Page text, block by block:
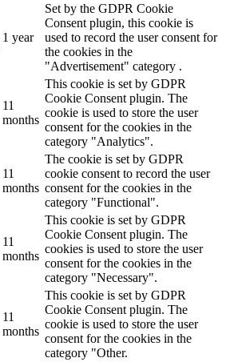
1 year
Set by the GDPR Cookie
Consent plugin, this cookie is
used to record the user consent for
the cookies in the
"Advertisement" category .
11
months
This cookie is set by GDPR
Cookie Consent plugin. The
cookie is used to store the user
consent for the cookies in the
category "Analytics".
11
months
The cookie is set by GDPR
cookie consent to record the user
consent for the cookies in the
category "Functional".
11
months
This cookie is set by GDPR
Cookie Consent plugin. The
cookies is used to store the user
consent for the cookies in the
category "Necessary".
11
months
This cookie is set by GDPR
Cookie Consent plugin. The
cookie is used to store the user
consent for the cookies in the
category "Other.